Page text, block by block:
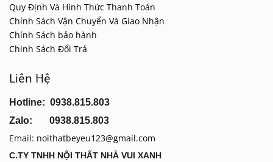
Quy Định Và Hình Thức Thanh Toán
Chính Sách Vận Chuyển Và Giao Nhận
Chính Sách bảo hành
Chinh Sách Đổi Trả
Liên Hệ
Hotline: 0938.815.803
Zalo: 0938.815.803
Email: noithatbeyeu123@gmail.com
C.TY TNHH NỘI THẤT NHÀ VUI XANH